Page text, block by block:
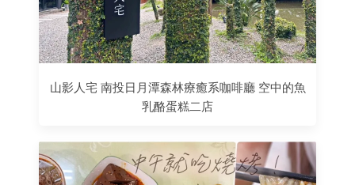
山影人宅 南投日月潭森林療癒系咖啡廳 空中的魚
乳酪蛋糕二店